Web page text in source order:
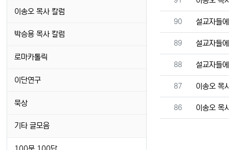
번호
90 설교자들
번호
89 설교자들
번호
88 설교자들
번호
87 이송오 목
번호
86 이송오 목
이송오 목사 칼럼
박승용 목사 칼럼
로마카톨릭
이단연구
묵상
기타 글모음